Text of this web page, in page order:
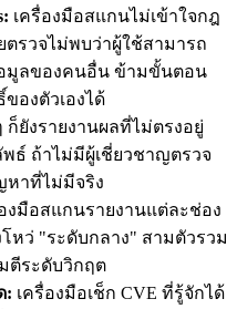
เครื่องมือสแกนไม่เข้าใจกฎ
รวจไม่พบว่าผู้ใช้สามารถ
อมูลของคนอื่น ข้ามขั้นตอน
องตัวเองได้
ก็ยังรายงานผลที่ไม่ตรงอยู่
พธ์ ถ้าไม่มีผู้เชี่ยวชาญตรวจ
หาที่ไม่มีจริง
งมือสแกนรายงานแต่ละช่อง
หว่ "ระดับกลาง" สามตัวรวม
ตีระดับวิกฤต
: เครื่องมือเช็ก CVE ที่รู้จักได้